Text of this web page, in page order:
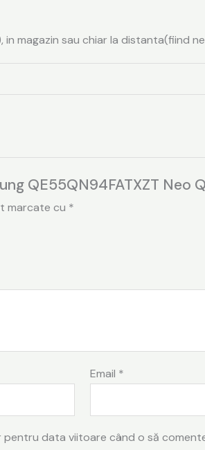
magazin sau chiar la distanta(fiind
QE55QN94FATXZT Neo
marcate cu *
Email *
pentru data viitoare când o să